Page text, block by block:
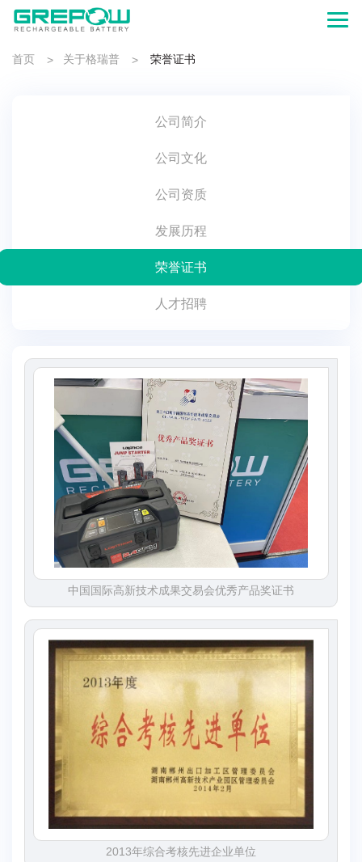
首页 > 关于格瑞普 > 荣誉证书
公司简介
公司文化
公司资质
发展历程
荣誉证书
人才招聘
中国国际高新技术成果交易会优秀产品奖证书
2013年综合考核先进企业单位